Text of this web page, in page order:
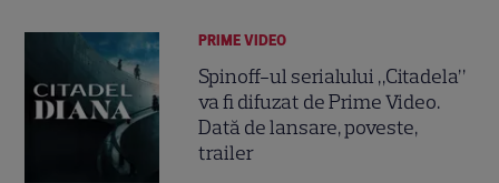
PRIME VIDEO
Spinoff-ul serialului „Citadela”
va fi difuzat de Prime Video.
Dată de lansare, poveste,
trailer